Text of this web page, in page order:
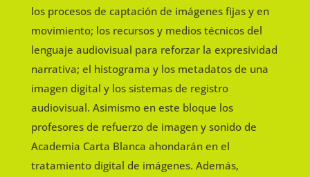
los procesos de captación de imágenes fijas y en
movimiento; los recursos y medios técnicos del
lenguaje audiovisual para reforzar la expresividad
narrativa; el histograma y los metadatos de una
imagen digital y los sistemas de registro
audiovisual. Asimismo en este bloque los
profesores de refuerzo de imagen y sonido de
Academia Carta Blanca ahondarán en el
tratamiento digital de imágenes. Además,